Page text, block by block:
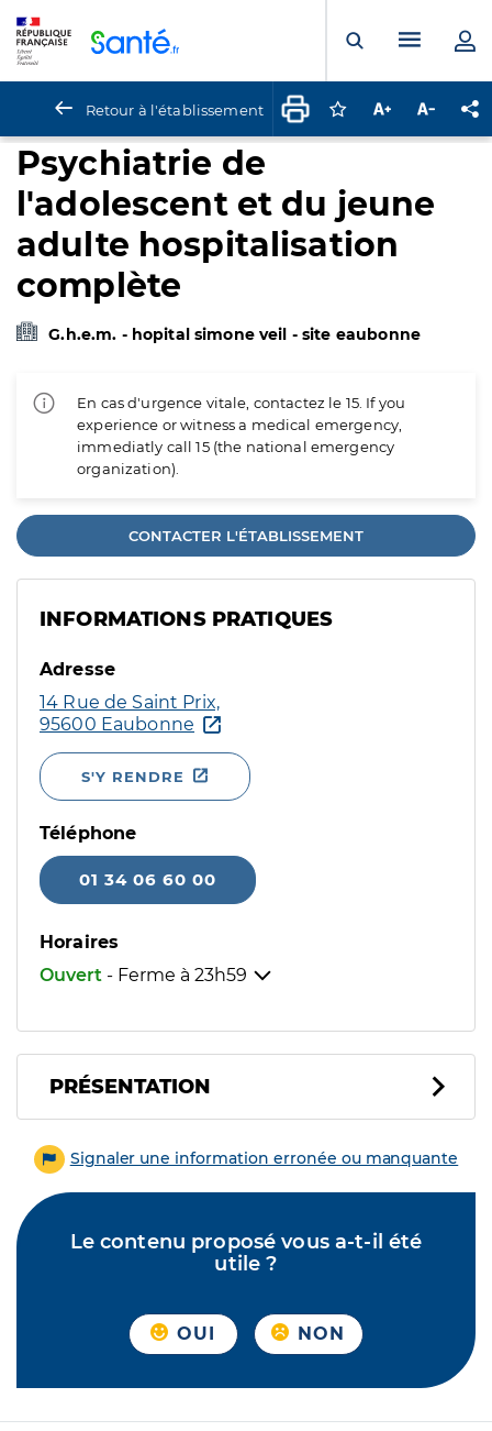
Ouvrir laMenu
Retour à l'établissement Connectez-vous
Augmenter la
Psychiatrie de
l'adolescent et du jeune
adulte hospitalisation
complète
G.h.e.m. - hopital simone veil - site eaubonne
En cas d'urgence vitale, contactez le 15. If you
experience or witness a medical emergency,
immediatly call 15 (the national emergency
organization).
CONTACTER L'ÉTABLISSEMENT
INFORMATIONS PRATIQUES
Adresse
14 Rue de Saint Prix,
95600 Eaubonne
S'Y RENDRE
Téléphone
01 34 06 60 00
Horaires
Ouvert - Ferme à 23h59
PRÉSENTATION
Signaler une information erronée ou manquante
Le contenu proposé vous a-t-il été
utile ?
OUI NON